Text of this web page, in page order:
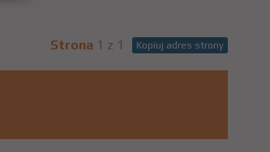
Kopiuj adres strony
Strona 1 z 1